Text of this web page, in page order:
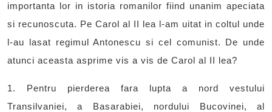
importanta lor in istoria romanilor fiind unanim apeciata
si recunoscuta. Pe Carol al II lea l-am uitat in coltul unde
l-au lasat regimul Antonescu si cel comunist. De unde
atunci aceasta asprime vis a vis de Carol al II lea?
1. Pentru pierderea fara lupta a nord vestului
Transilvaniei, a Basarabiei, nordului Bucovinei, al